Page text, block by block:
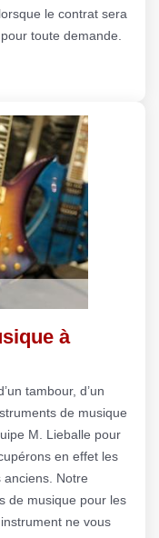
le contrat sera
toute demande.
à
tambour, d’un
de musique
M. Lieballe pour
en effet les
Notre
de musique pour les
ne vous